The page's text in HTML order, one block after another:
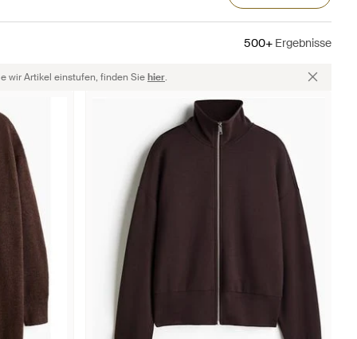
500+ Ergebnisse
wir Artikel einstufen, finden Siehier.